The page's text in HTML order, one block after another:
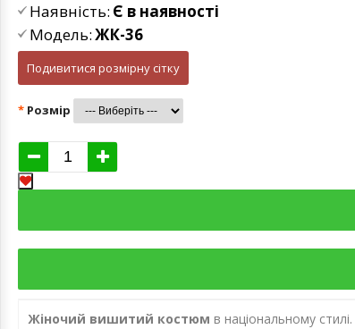
Наявність: Є в наявності
Модель:ЖК-36
Подивитися розмірну сітку
Розмір
Жіночий вишитий костюм в національному стилі.